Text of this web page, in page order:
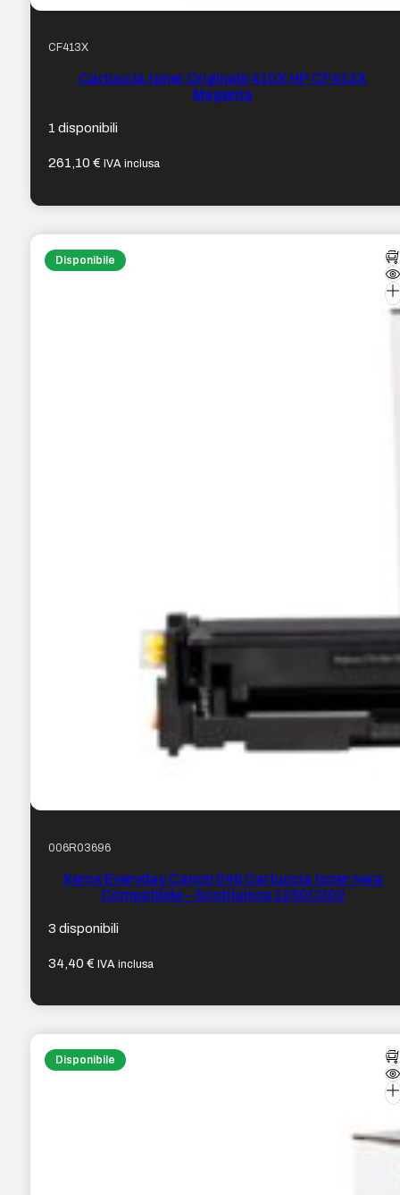
CF413X
Cartuccia toner Originale 410X HP CF413X
Magenta
1 disponibili
261,10€ IVA inclusa
Disponibile
006R03696
Xerox Everyday Canon 046 Cartuccia toner nera
Compatibile – Sostituisce 1250C002
3 disponibili
34,40€ IVA inclusa
Disponibile